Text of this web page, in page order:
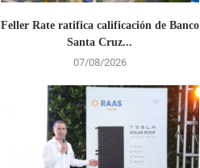
Feller Rate ratifica calificación de Banco
Santa Cruz...
07/08/2026